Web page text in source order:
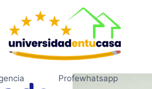
Profewhatsapp